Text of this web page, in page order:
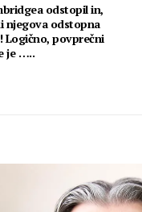
odstopil in,
njegova odstopna
Logično, povprečni
je …..